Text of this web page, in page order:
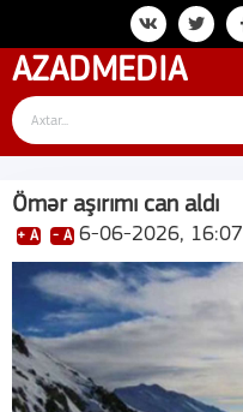
AZADMEDIA
Ömər aşırımı can aldı
+ A - A 6-06-2026, 16:07